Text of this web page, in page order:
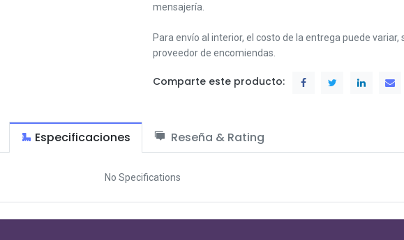
mensajería.
Para envío al interior, el costo de la entrega puede variar,
proveedor de encomiendas.
Comparte este producto:
Especificaciones Reseña & Rating
No Specifications